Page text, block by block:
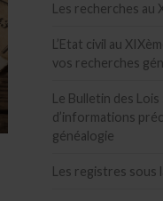
Les recherches au
L’Etat civil au
vos recherches
Le Bulletin des Lois
d’informations
généalogie
Les registres sous